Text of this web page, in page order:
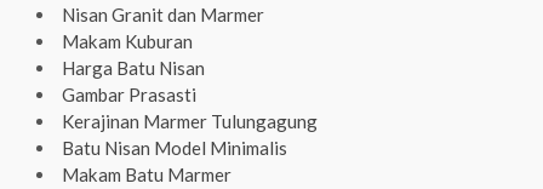
Nisan Granit dan Marmer
Makam Kuburan
Harga Batu Nisan
Gambar Prasasti
Kerajinan Marmer Tulungagung
Batu Nisan Model Minimalis
Makam Batu Marmer